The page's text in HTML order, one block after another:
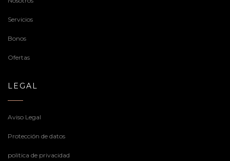
Servicios
Bonos
Ofertas
LEGAL
Aviso Legal
Protección de datos
politica de privacidad